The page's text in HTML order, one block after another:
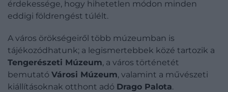
érdekessége, hogy hihetetlen módon minden
eddigi földrengést túlélt.
A város örökségeiről több múzeumban is
tájékozódhatunk; a legismertebbek közé tartozik a
Tengerészeti Múzeum, a város történetét
bemutató Városi Múzeum, valamint a művészeti
kiállításoknak otthont adó Drago Palota.